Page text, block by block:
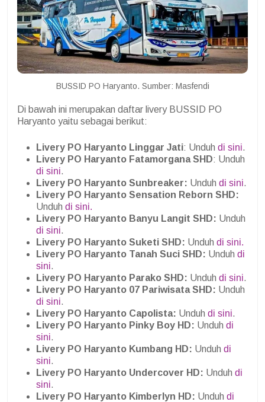
BUSSID PO Haryanto. Sumber: Masfendi
Di bawah ini merupakan daftar livery BUSSID PO
Haryanto yaitu sebagai berikut:
Livery PO Haryanto Linggar Jati: Unduh di sini.
Livery PO Haryanto Fatamorgana SHD: Unduh
di sini.
Livery PO Haryanto Sunbreaker: Unduh di sini.
Livery PO Haryanto Sensation Reborn SHD:
Unduh di sini.
Livery PO Haryanto Banyu Langit SHD: Unduh
di sini.
Livery PO Haryanto Suketi SHD: Unduh di sini.
Livery PO Haryanto Tanah Suci SHD: Unduh di
sini.
Livery PO Haryanto Parako SHD: Unduh di sini.
Livery PO Haryanto 07 Pariwisata SHD: Unduh
di sini.
Livery PO Haryanto Capolista: Unduh di sini.
Livery PO Haryanto Pinky Boy HD: Unduh di
sini.
Livery PO Haryanto Kumbang HD: Unduh di
sini.
Livery PO Haryanto Undercover HD: Unduh di
sini.
Livery PO Haryanto Kimberlyn HD: Unduh di